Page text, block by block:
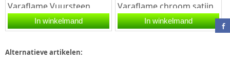
Varaflame Vuursteen
Aansteker Goud –
Aansteker GraverenDe
In winkelmand
Varaflame chroom satijn.
De Ronson Varaflame
aansteker is een luxe en
In winkelmand
Alternatieve artikelen: